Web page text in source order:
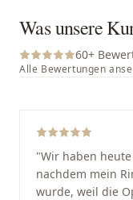
Was unsere
60+
Alle Bewertungen
"Wir haben
nachdem mein
wurde, weil die